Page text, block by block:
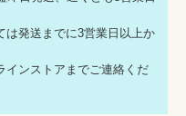
発送までに3営業日以上か
ンストアまでご連絡くだ